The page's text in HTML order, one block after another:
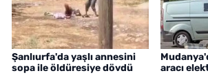
Şanlıurfa'da yaşlı annesini
sopa ile öldüresiye dövdü
aracı